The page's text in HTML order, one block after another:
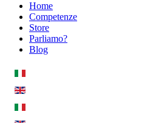
Home
Competenze
Store
Parliamo?
Blog